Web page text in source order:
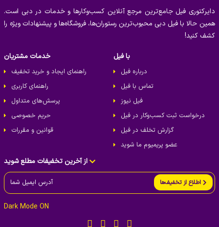
خدمات مشتریان
راهنمای ایجاد و خرید تخفیف
راهنمای کاربری
پرسش‌های متداول
حریم خصوصی
قوانین و مقررات
با فیل
درباره فیل
تماس با فیل
فیل نیوز
درخواست ثبت کسب‌و‌کار در فیل
گزارش تخلف در فیل
عضو پریمیوم ما شوید
از آخرین تخفیفات مطلع شوید
اطلاع از تخفیف‌ها
Dark Mode ON
دایرکتوری فیل جامع‌ترین مرجع آنلاین کسب‌وکارها و خدمات در دبی است.
همین حالا با فیل دبی محبوب‌ترین رستوران‌ها، فروشگاه‌ها و پیشنهادات ویژه را
کشف کنید!